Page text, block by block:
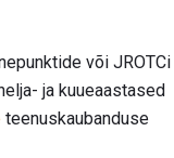
või JROTCi
ja kuueaastased
teenuskaubanduse